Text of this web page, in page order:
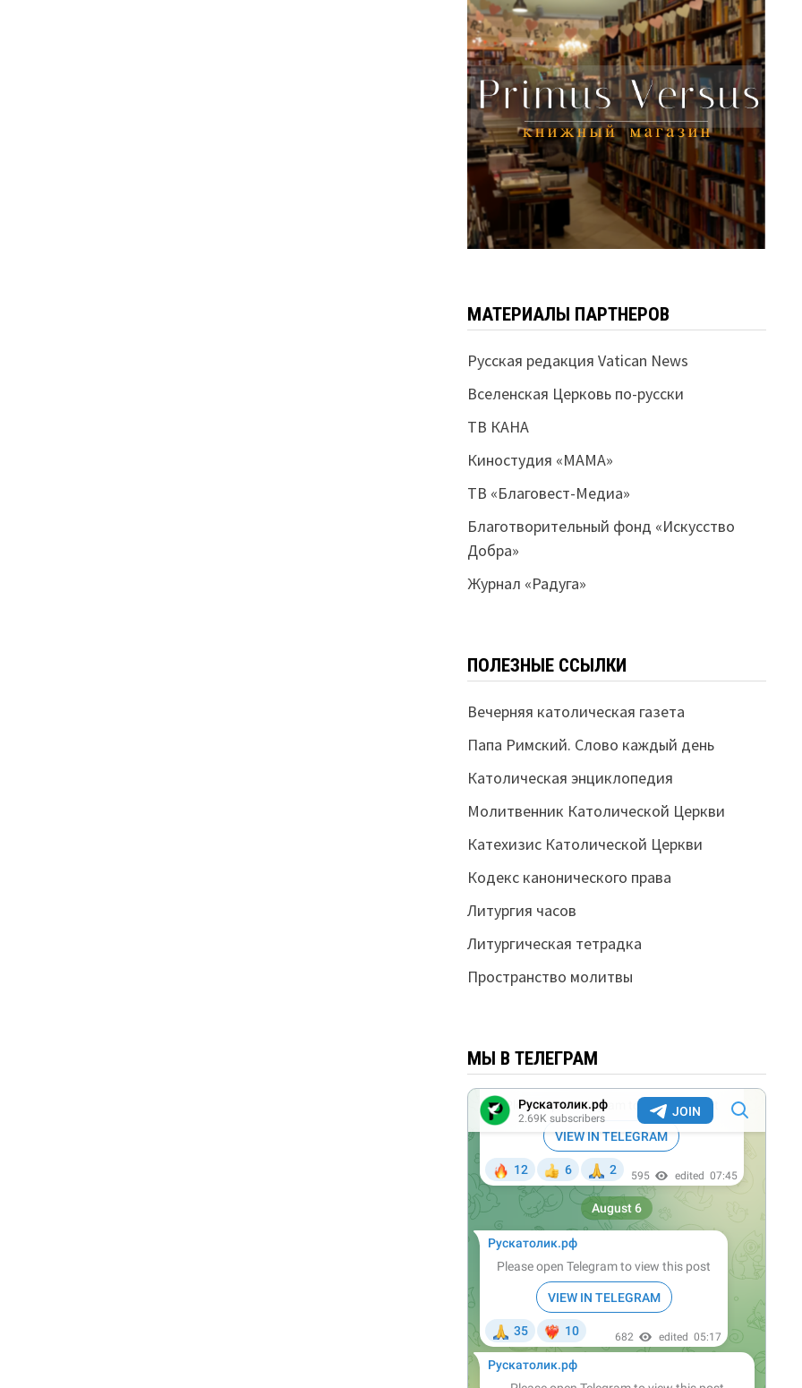
МАТЕРИАЛЫ ПАРТНЕРОВ
Русская редакция Vatican News
Вселенская Церковь по-русски
ТВ КАНА
Киностудия «МАМА»
ТВ «Благовест-Медиа»
Благотворительный фонд «Искусство
Добра»
Журнал «Радуга»
ПОЛЕЗНЫЕ ССЫЛКИ
Вечерняя католическая газета
Папа Римский. Слово каждый день
Католическая энциклопедия
Молитвенник Католической Церкви
Катехизис Католической Церкви
Кодекс канонического права
Литургия часов
Литургическая тетрадка
Пространство молитвы
МЫ В ТЕЛЕГРАМ